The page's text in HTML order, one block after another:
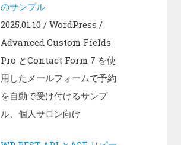
のサンプル
2025.01.10 / WordPress /
Advanced Custom Fields
Pro とContact Form 7 を使
用したメールフォームで予約
を自動で受け付けるサンプ
ル、個人サロン向け